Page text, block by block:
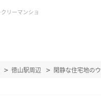
リーマンショ
徳山駅周辺 閑静な住宅地の